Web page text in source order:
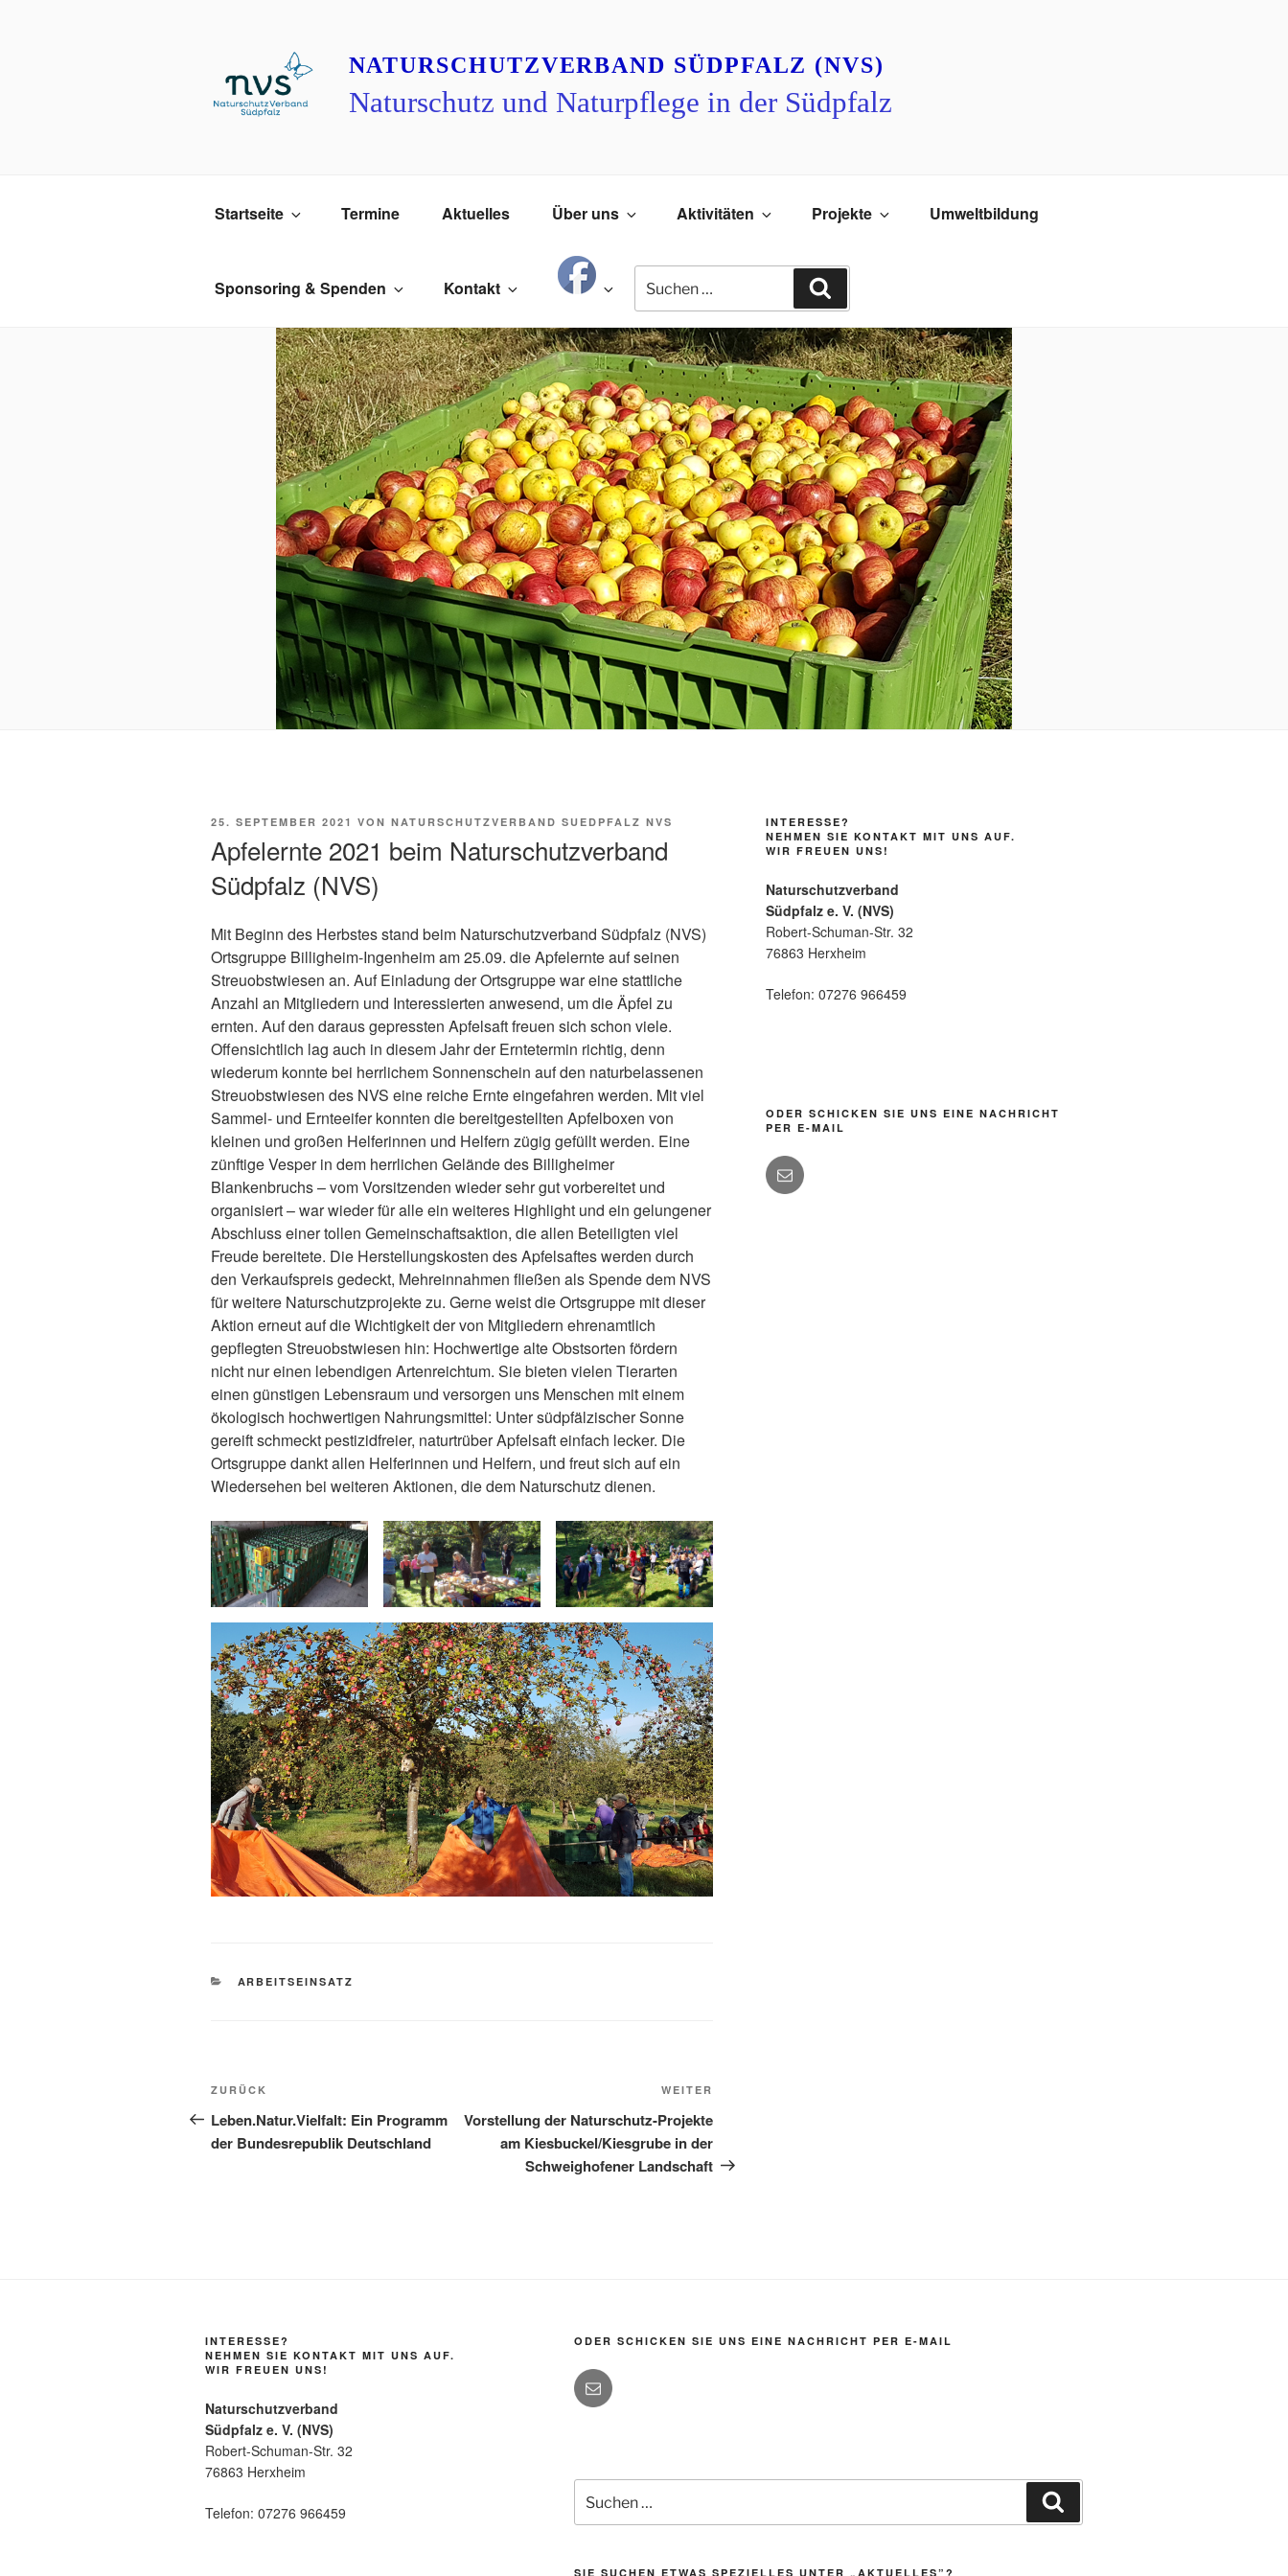
NATURSCHUTZVERBAND SÜDPFALZ (NVS)
Naturschutz und Naturpflege in der Südpfalz
Startseite Termine Aktuelles Über uns Aktivitäten Projekte Umweltbildung
Sponsoring & Spenden Kontakt
nach:
VERÖFFENTLICHT
25. SEPTEMBER 2021 VON NATURSCHUTZVERBAND SUEDPFALZ NVS
Apfelernte 2021 beim Naturschutzverband
Südpfalz (NVS)
Mit Beginn des Herbstes stand beim Naturschutzverband Südpfalz (NVS)
Ortsgruppe Billigheim-Ingenheim am 25.09. die Apfelernte auf seinen
Streuobstwiesen an. Auf Einladung der Ortsgruppe war eine stattliche
Anzahl an Mitgliedern und Interessierten anwesend, um die Äpfel zu
ernten. Auf den daraus gepressten Apfelsaft freuen sich schon viele.
Offensichtlich lag auch in diesem Jahr der Erntetermin richtig, denn
wiederum konnte bei herrlichem Sonnenschein auf den naturbelassenen
Streuobstwiesen des NVS eine reiche Ernte eingefahren werden. Mit viel
Sammel- und Ernteeifer konnten die bereitgestellten Apfelboxen von
kleinen und großen Helferinnen und Helfern zügig gefüllt werden. Eine
zünftige Vesper in dem herrlichen Gelände des Billigheimer
Blankenbruchs – vom Vorsitzenden wieder sehr gut vorbereitet und
organisiert – war wieder für alle ein weiteres Highlight und ein gelungener
Abschluss einer tollen Gemeinschaftsaktion, die allen Beteiligten viel
Freude bereitete. Die Herstellungskosten des Apfelsaftes werden durch
den Verkaufspreis gedeckt, Mehreinnahmen fließen als Spende dem NVS
für weitere Naturschutzprojekte zu. Gerne weist die Ortsgruppe mit dieser
Aktion erneut auf die Wichtigkeit der von Mitgliedern ehrenamtlich
gepflegten Streuobstwiesen hin: Hochwertige alte Obstsorten fördern
nicht nur einen lebendigen Artenreichtum. Sie bieten vielen Tierarten
einen günstigen Lebensraum und versorgen uns Menschen mit einem
ökologisch hochwertigen Nahrungsmittel: Unter südpfälzischer Sonne
gereift schmeckt pestizidfreier, naturtrüber Apfelsaft einfach lecker. Die
Ortsgruppe dankt allen Helferinnen und Helfern, und freut sich auf ein
Wiedersehen bei weiteren Aktionen, die dem Naturschutz dienen.
KATEGORIEN
ARBEITSEINSATZ
Beitragsnavigation
Vorheriger
Beitrag
ZURÜCK
Leben.Natur.Vielfalt: Ein Programm
der Bundesrepublik Deutschland
Beitrag
WEITER
Vorstellung der Naturschutz-Projekte
am Kiesbuckel/Kiesgrube in der
Schweighofener Landschaft
INTERESSE?
NEHMEN SIE KONTAKT MIT UNS AUF.
WIR FREUEN UNS!
Naturschutzverband
Südpfalz e. V. (NVS)
Robert-Schuman-Str. 32
76863 Herxheim
Telefon: 07276 966459
ODER SCHICKEN SIE UNS EINE NACHRICHT
PER E-MAIL
INTERESSE?
NEHMEN SIE KONTAKT MIT UNS AUF.
WIR FREUEN UNS!
Naturschutzverband
Südpfalz e. V. (NVS)
Robert-Schuman-Str. 32
76863 Herxheim
Telefon: 07276 966459
ODER SCHICKEN SIE UNS EINE NACHRICHT PER E-MAIL
nach:
SIE SUCHEN ETWAS SPEZIELLES UNTER „AKTUELLES”?